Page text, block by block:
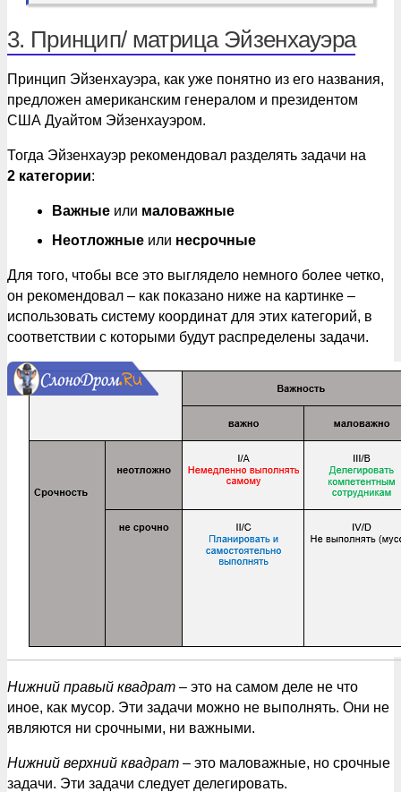
3. Принцип/ матрица Эйзенхауэра
Принцип Эйзенхауэра, как уже понятно из его названия,
предложен американским генералом и президентом
США Дуайтом Эйзенхауэром.
Тогда Эйзенхауэр рекомендовал разделять задачи на
2 категории:
Важные или маловажные
Неотложные или несрочные
Для того, чтобы все это выглядело немного более четко,
он рекомендовал – как показано ниже на картинке –
использовать систему координат для этих категорий, в
соответствии с которыми будут распределены задачи.
Нижний правый квадрат – это на самом деле не что
иное, как мусор. Эти задачи можно не выполнять. Они не
являются ни срочными, ни важными.
Нижний верхний квадрат – это маловажные, но срочные
задачи. Эти задачи следует делегировать.